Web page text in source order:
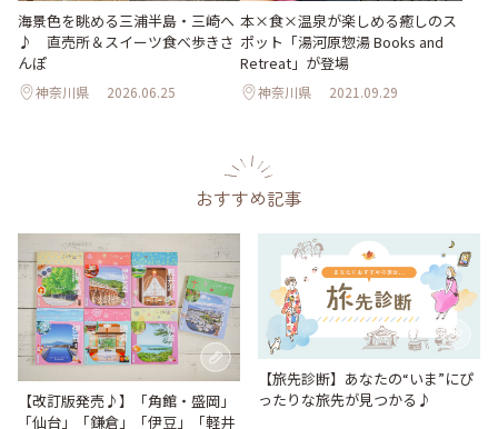
海景色を眺める三浦半島・三崎へ
♪ 直売所＆スイーツ食べ歩きさ
んぽ
神奈川県 2026.06.25
本×食×温泉が楽しめる癒しのス
ポット「湯河原惣湯 Books and
Retreat」が登場
神奈川県 2021.09.29
おすすめ記事
【改訂版発売♪】「角館・盛岡」
「仙台」「鎌倉」「伊豆」「軽井
【旅先診断】あなたの“いま”にぴ
ったりな旅先が見つかる♪